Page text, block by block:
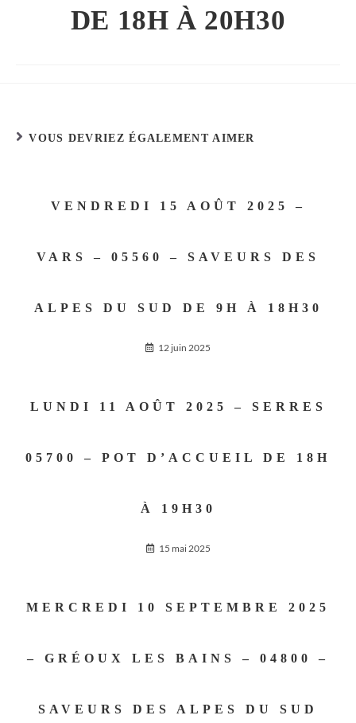
DE 18H À 20H30
VOUS DEVRIEZ ÉGALEMENT AIMER
VENDREDI 15 AOÛT 2025 –
VARS – 05560 – SAVEURS DES
ALPES DU SUD DE 9H À 18H30
12 juin 2025
LUNDI 11 AOÛT 2025 – SERRES
05700 – POT D’ACCUEIL DE 18H
À 19H30
15 mai 2025
MERCREDI 10 SEPTEMBRE 2025
– GRÉOUX LES BAINS – 04800 –
SAVEURS DES ALPES DU SUD